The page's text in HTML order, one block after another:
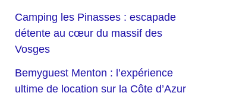
Camping les Pinasses : escapade
détente au cœur du massif des
Vosges
Bemyguest Menton : l’expérience
ultime de location sur la Côte d’Azur